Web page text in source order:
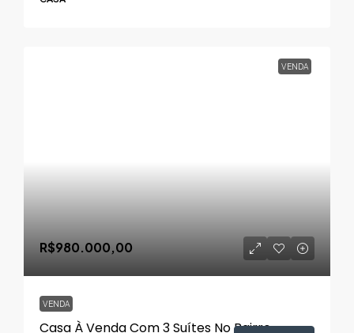
VENDA
R$980.000,00
VENDA
Casa À Venda Com 3 Suítes No Bairro